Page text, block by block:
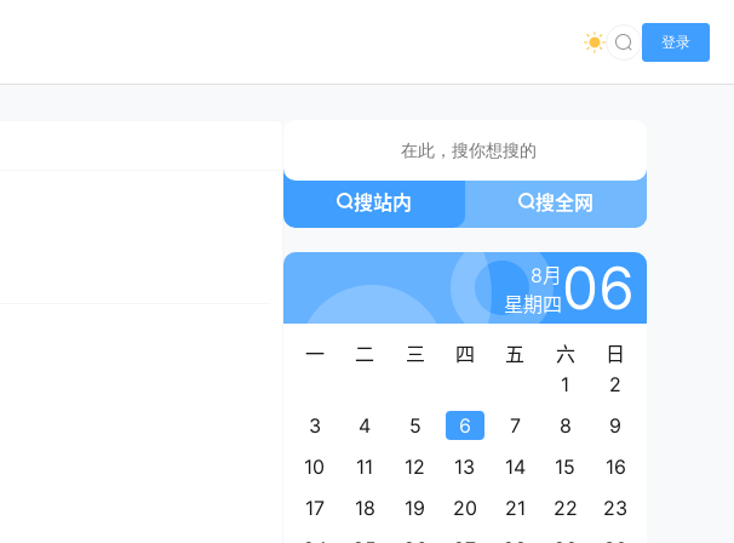
登录
搜站内 搜全网
8月
星期四06
一 二 三 四 五 六
日
1
2
3
4 5 6 7 8
9
10
11 12 13 14 15
16
17
18 19 20 21 22
23